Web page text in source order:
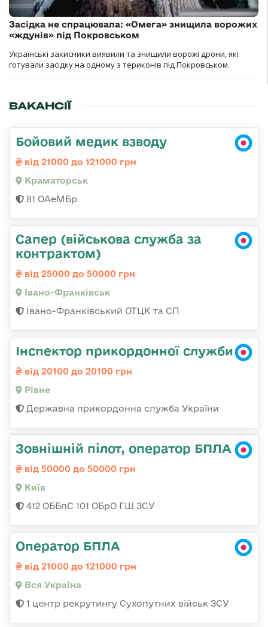
Засідка не спрацювала: «Омега» знищила ворожих
«ждунів» під Покровськом
Українські захисники виявили та знищили ворожі дрони, які
готували засідку на одному з териконів під Покровськом.
ВАКАНСІЇ
Бойовий медик взводу
від 21000 до 121000 грн
Краматорськ
81 ОАеМБр
Сапер (військова служба за
контрактом)
від 25000 до 50000 грн
Івано-Франківськ
Івано-Франківський ОТЦК та СП
Інспектор прикордонної служби
від 20100 до 20100 грн
Рівне
Державна прикордонна служба України
Зовнішній пілот, оператор БПЛА
від 50000 до 50000 грн
Київ
412 ОББпС 101 ОБрО ГШ ЗСУ
Оператор БПЛА
від 21000 до 121000 грн
Вся Україна
1 центр рекрутингу Сухопутних військ ЗСУ